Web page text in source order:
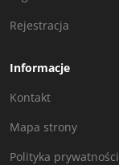
Rejestracja
Informacje
Kontakt
Mapa strony
Polityka prywatności